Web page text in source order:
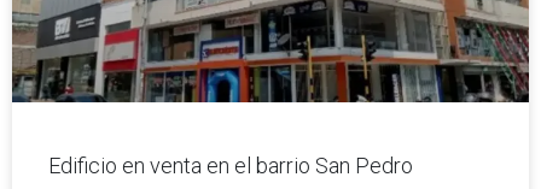
Edificio en venta en el barrio San Pedro